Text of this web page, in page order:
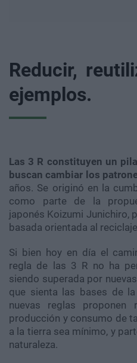
Reducir,
ejemplos.
Las 3 R constituyen un
buscan cambiar los
años. Se originó en la
como parte de la
japonés Koizumi Junichiro,
basada orientada al
Si bien hoy en día el
regla de las 3 R no ha
siendo superada por
que sienta las bases de la
nuevas reglas proponen
producción y consumo de
a la tierra sea mínimo, y
naturaleza.